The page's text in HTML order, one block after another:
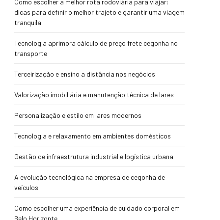
Como escolher a melhor rota rodoviária para viajar:
dicas para definir o melhor trajeto e garantir uma viagem
tranquila
Tecnologia aprimora cálculo de preço frete cegonha no
transporte
Terceirização e ensino a distância nos negócios
Valorização imobiliária e manutenção técnica de lares
Personalização e estilo em lares modernos
Tecnologia e relaxamento em ambientes domésticos
Gestão de infraestrutura industrial e logística urbana
A evolução tecnológica na empresa de cegonha de
veículos
Como escolher uma experiência de cuidado corporal em
Belo Horizonte